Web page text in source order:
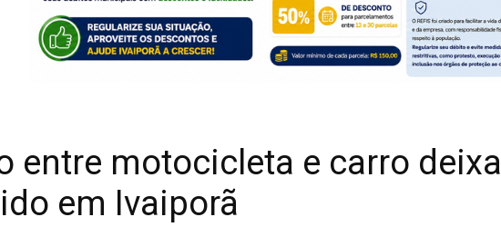
entre motocicleta e carro deixa
em Ivaiporã